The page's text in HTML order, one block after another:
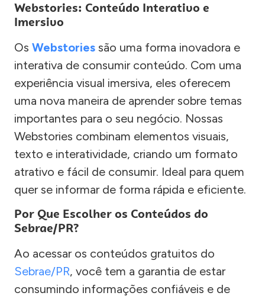
Webstories: Conteúdo Interativo e
Imersivo
Os Webstories são uma forma inovadora e
interativa de consumir conteúdo. Com uma
experiência visual imersiva, eles oferecem
uma nova maneira de aprender sobre temas
importantes para o seu negócio. Nossas
Webstories combinam elementos visuais,
texto e interatividade, criando um formato
atrativo e fácil de consumir. Ideal para quem
quer se informar de forma rápida e eficiente.
Por Que Escolher os Conteúdos do
Sebrae/PR?
Ao acessar os conteúdos gratuitos do
Sebrae/PR, você tem a garantia de estar
consumindo informações confiáveis e de